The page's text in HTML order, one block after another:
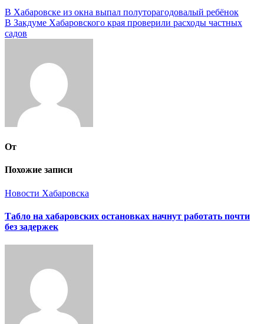
Навигация
по
В Хабаровске из окна выпал полуторагодовалый ребёнок
В Закдуме Хабаровского края проверили расходы частных
садов
От
Похожие записи
Новости Хабаровска
Табло на хабаровских остановках начнут работать почти
без задержек